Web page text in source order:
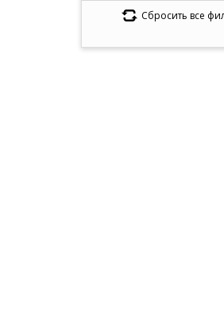
Сбросить все